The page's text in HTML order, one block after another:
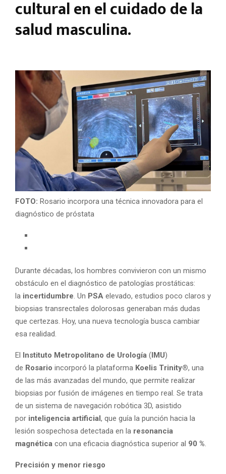
cultural en el cuidado de la
salud masculina.
FOTO: Rosario incorpora una técnica innovadora para el
diagnóstico de próstata
Durante décadas, los hombres convivieron con un mismo
obstáculo en el diagnóstico de patologías prostáticas:
la incertidumbre. Un PSA elevado, estudios poco claros y
biopsias transrectales dolorosas generaban más dudas
que certezas. Hoy, una nueva tecnología busca cambiar
esa realidad.
El Instituto Metropolitano de Urología ( IMU)
de Rosario incorporó la plataforma Koelis Trinity®, una
de las más avanzadas del mundo, que permite realizar
biopsias por fusión de imágenes en tiempo real. Se trata
de un sistema de navegación robótica 3D, asistido
por inteligencia artificial , que guía la punción hacia la
lesión sospechosa detectada en la resonancia
magnética con una eficacia diagnóstica superior al 90 %.
Precisión y menor riesgo